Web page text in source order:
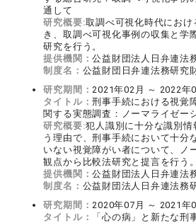
通して
研究概要:取調べ可視化時代におけ
き、取調べ可視化事例の収集と学
研究を行う。
提供機関：公益財団法人日弁連法
制度名： 公益財団日弁連法務研究
研究期間：2021年02月 ～ 2022年
タイトル：刑事手続における視覚
関する実態調査：ノーマライゼー
研究概要:犯人識別に十分な識別
う理由で、刑事手続において十分
いない視覚障がい者について、ノ
観点から比較法研究と提言を行う。
提供機関：公益財団法人日弁連法
制度名： 公益財団法人日弁連法務
研究期間：2020年07月 ～ 2021年
タイトル：
「心の病」と新たな